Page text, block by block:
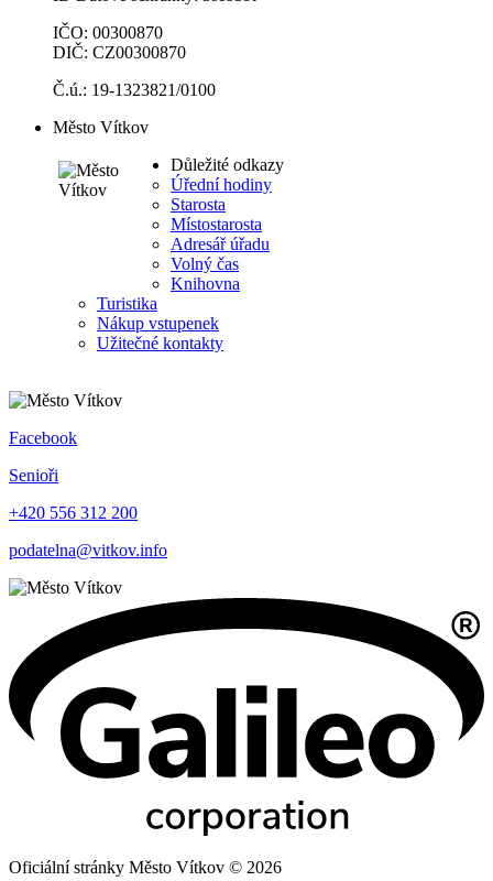
IČO: 00300870
DIČ: CZ00300870
Č.ú.: 19-1323821/0100
Město Vítkov
Důležité odkazy
Úřední hodiny
Starosta
Místostarosta
Adresář úřadu
Volný čas
Knihovna
Turistika
Nákup vstupenek
Užitečné kontakty
Facebook
Senioři
+420 556 312 200
podatelna@vitkov.info
Oficiální stránky Město Vítkov © 2026